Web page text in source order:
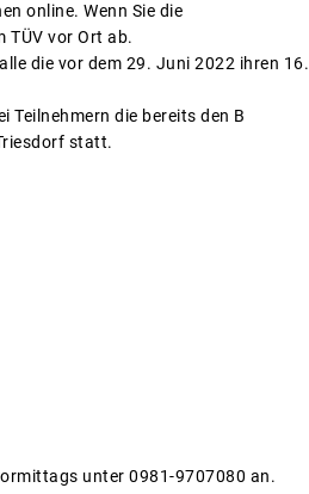
online. Wenn Sie die
TÜV vor Ort ab.
die vor dem 29. Juni 2022 ihren 16.
die bereits den B
statt.
unter 0981-9707080 an.